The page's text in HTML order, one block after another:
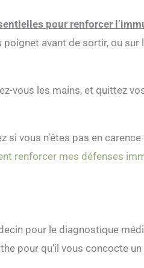
pour renforcer
avant de sortir, ou
vous les mains, et quittez
si vous n’êtes pas en
renforcer mes défenses
pour le diagnostique
pour qu’il vous concocte